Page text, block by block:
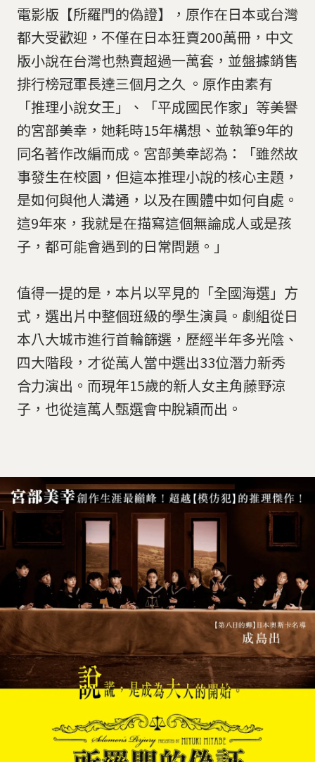
電影版【所羅門的偽證】，原作在日本或台灣
都大受歡迎，不僅在日本狂賣200萬冊，中文
版小說在台灣也熱賣超過一萬套，並盤據銷售
排行榜冠軍長達三個月之久 。原作由素有
「推理小說女王」、「平成國民作家」等美譽
的宮部美幸，她耗時15年構想、並執筆9年的
同名著作改編而成。宮部美幸認為：「雖然故
事發生在校園，但這本推理小說的核心主題，
是如何與他人溝通，以及在團體中如何自處。
這9年來，我就是在描寫這個無論成人或是孩
子，都可能會遇到的日常問題。」
值得一提的是，本片以罕見的「全國海選」方
式，選出片中整個班級的學生演員。劇組從日
本八大城市進行首輪篩選，歷經半年多光陰、
四大階段，才從萬人當中選出33位潛力新秀
合力演出。而現年15歲的新人女主角藤野涼
子，也從這萬人甄選會中脫穎而出。